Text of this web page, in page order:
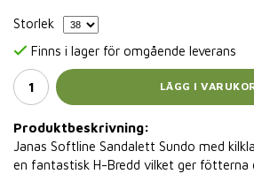
Storlek
Finns i lager för omgående leverans
LÄGG I
Produktbeskrivning:
Janas Softline Sandalett Sundo med
en fantastisk H-Bredd vilket ger fötterna